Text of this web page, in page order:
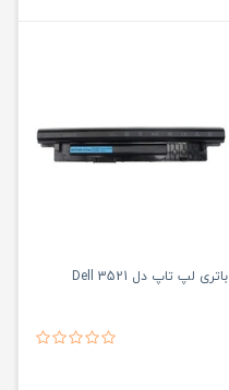
باتری لپ تاپ دل Dell 3521